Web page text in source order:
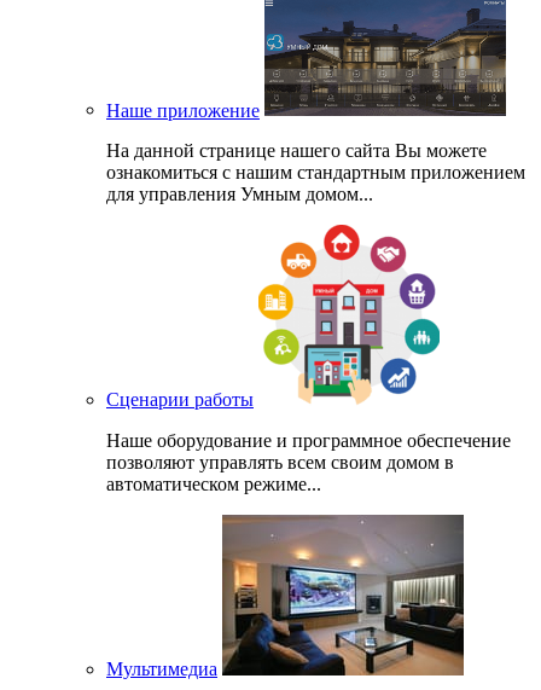
Наше приложение
На данной странице нашего сайта Вы можете
ознакомиться с нашим стандартным приложением
для управления Умным домом...
Сценарии работы
Наше оборудование и программное обеспечение
позволяют управлять всем своим домом в
автоматическом режиме...
Мультимедиа